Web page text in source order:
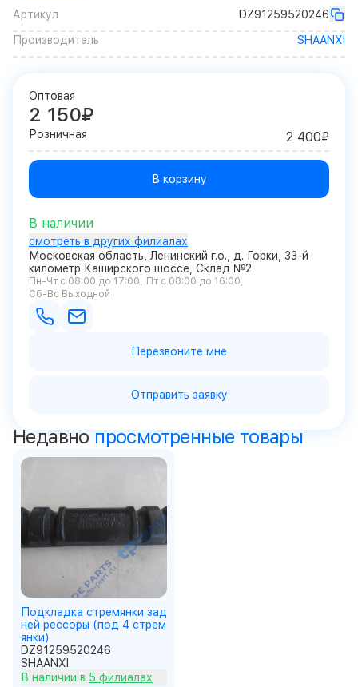
Артикул
DZ91259520246
Производитель
SHAANXI
Оптовая
2 150₽
Розничная 2 400₽
В корзину
В наличии
смотреть в других филиалах
Московская область, Ленинский г.о., д. Горки, 33-й
километр Каширского шоссе, Склад №2
Пн-Чт с 08:00 до 17:00
Пт с 08:00 до 16:00
Сб-Вс Выходной
Перезвоните мне
Отправить заявку
Недавно просмотренные товары
Подкладка стремянки зад
ней рессоры (под 4 стрем
янки)
DZ91259520246
SHAANXI
В наличии в 5 филиалах